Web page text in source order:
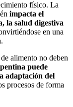
físico. La
impacta el
la salud digestiva
en una
alimento no deben
puede
adaptación del
procesos de forma